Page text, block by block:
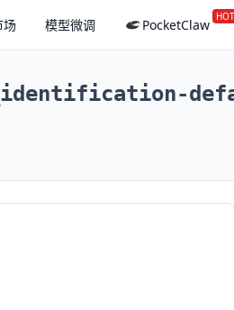
场 模型微调 PocketClaw HOT